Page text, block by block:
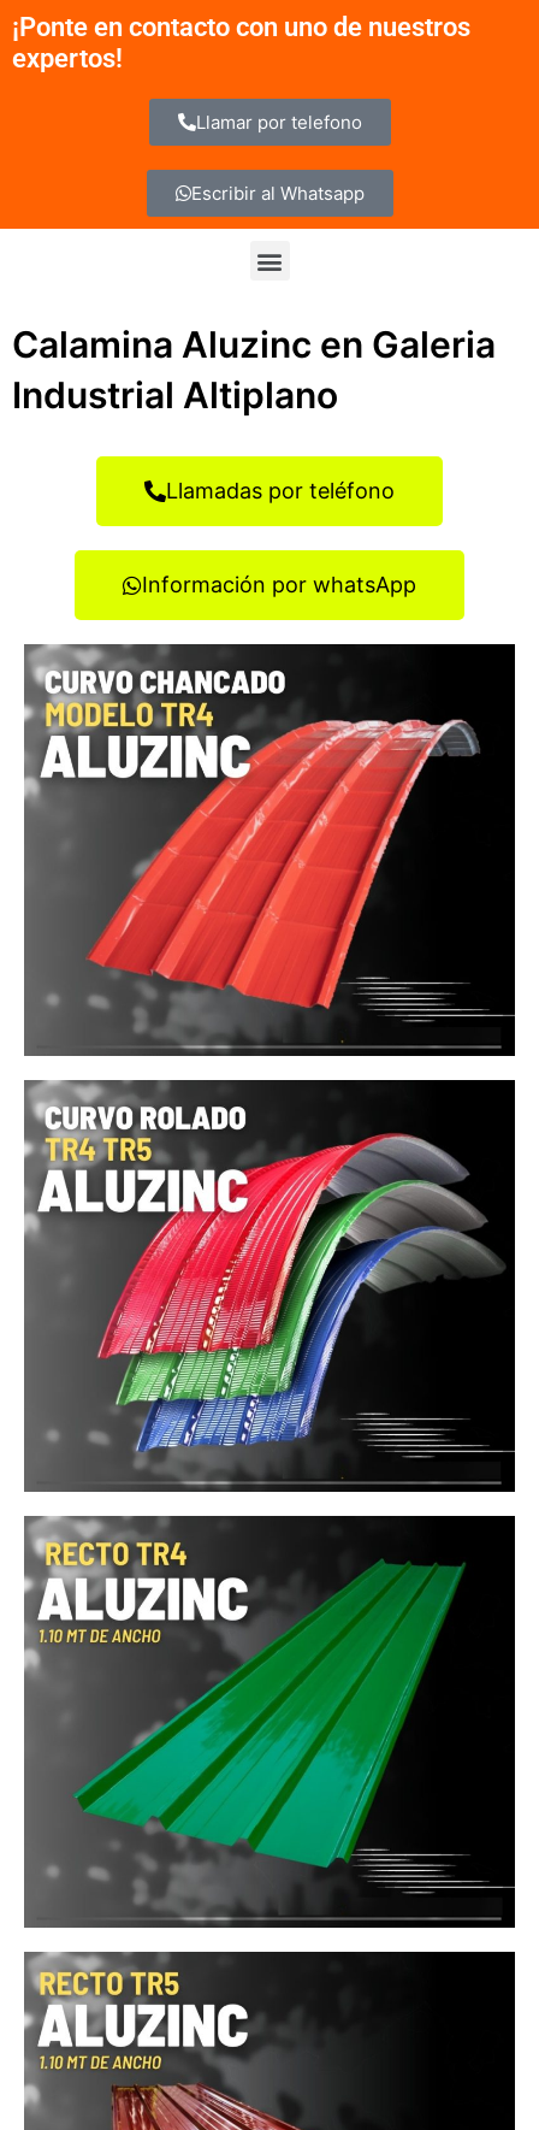
contenido
¡Ponte en contacto con uno de nuestros
expertos!
Llamar por telefono
Escribir al Whatsapp
Menu
Calamina Aluzinc en Galeria
Industrial Altiplano
Llamadas por teléfono
Información por whatsApp